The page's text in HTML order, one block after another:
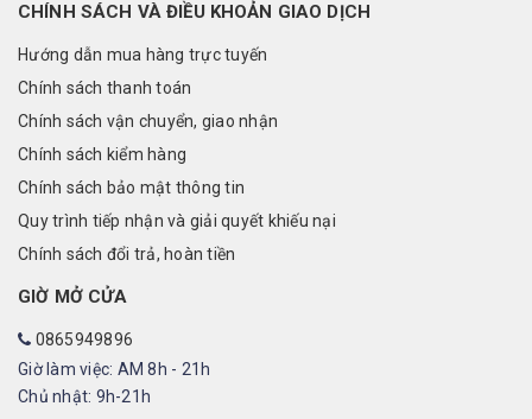
CHÍNH SÁCH VÀ ĐIỀU KHOẢN GIAO DỊCH
Hướng dẫn mua hàng trực tuyến
Chính sách thanh toán
Chính sách vận chuyển, giao nhận
Chính sách kiểm hàng
Chính sách bảo mật thông tin
Quy trình tiếp nhận và giải quyết khiếu nại
Chính sách đổi trả, hoàn tiền
GIỜ MỞ CỬA
0865949896
Giờ làm việc: AM 8h - 21h
Chủ nhật: 9h-21h